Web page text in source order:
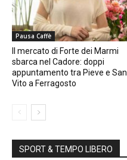
Pausa Caffè
Il mercato di Forte dei Marmi
sbarca nel Cadore: doppi
appuntamento tra Pieve e San
Vito a Ferragosto
SPORT & TEMPO LIBERO